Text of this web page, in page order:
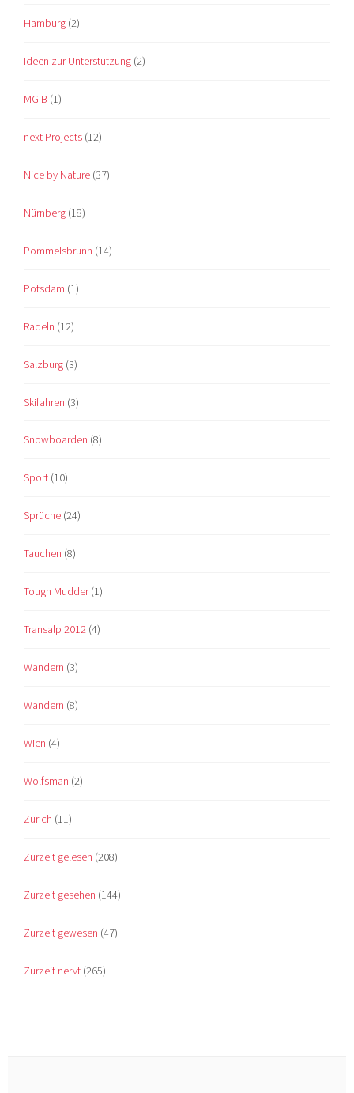
Hamburg (2)
Ideen zur Unterstützung (2)
MG B (1)
next Projects (12)
Nice by Nature (37)
Nürnberg (18)
Pommelsbrunn (14)
Potsdam (1)
Radeln (12)
Salzburg (3)
Skifahren (3)
Snowboarden (8)
Sport (10)
Sprüche (24)
Tauchen (8)
Tough Mudder(1)
Transalp 2012 (4)
Wandern (3)
Wandern (8)
Wien (4)
Wolfsman (2)
Zürich (11)
Zurzeit gelesen (208)
Zurzeit gesehen (144)
Zurzeit gewesen (47)
Zurzeit nervt (265)